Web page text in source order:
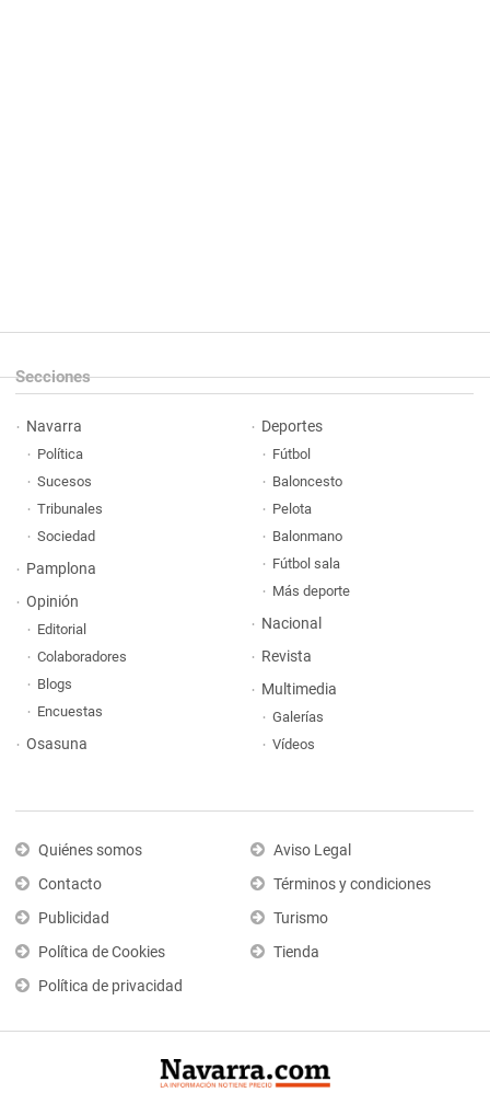
Secciones
Navarra
Política
Sucesos
Tribunales
Sociedad
Pamplona
Opinión
Editorial
Colaboradores
Blogs
Encuestas
Osasuna
Deportes
Fútbol
Baloncesto
Pelota
Balonmano
Fútbol sala
Más deporte
Nacional
Revista
Multimedia
Galerías
Vídeos
Quiénes somos
Contacto
Publicidad
Política de Cookies
Política de privacidad
Aviso Legal
Términos y condiciones
Turismo
Tienda